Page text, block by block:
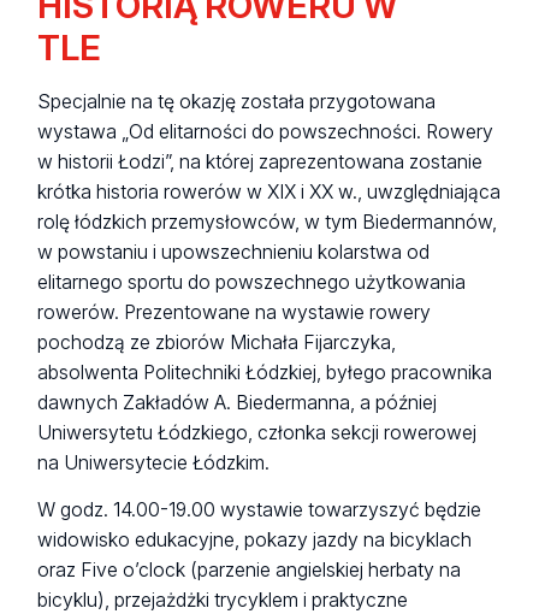
TLE
Specjalnie na tę okazję została przygotowana
wystawa „Od elitarności do powszechności. Rowery
w historii Łodzi”, na której zaprezentowana zostanie
krótka historia rowerów w XIX i XX w., uwzględniająca
rolę łódzkich przemysłowców, w tym Biedermannów,
w powstaniu i upowszechnieniu kolarstwa od
elitarnego sportu do powszechnego użytkowania
rowerów. Prezentowane na wystawie rowery
pochodzą ze zbiorów Michała Fijarczyka,
absolwenta Politechniki Łódzkiej, byłego pracownika
dawnych Zakładów A. Biedermanna, a później
Uniwersytetu Łódzkiego, członka sekcji rowerowej
na Uniwersytecie Łódzkim.
W godz. 14.00-19.00 wystawie towarzyszyć będzie
widowisko edukacyjne, pokazy jazdy na bicyklach
oraz Five o’clock (parzenie angielskiej herbaty na
bicyklu), przejażdżki trycyklem i praktyczne